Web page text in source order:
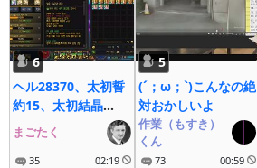
6
ヘル28370、太初誓
約15、太初結晶
106、エピック誓約
60
まごたく
35 02:19
5
(´；ω；`)こんなの絶
対おかしいよ
作業（もすき）
くん
73 00:59